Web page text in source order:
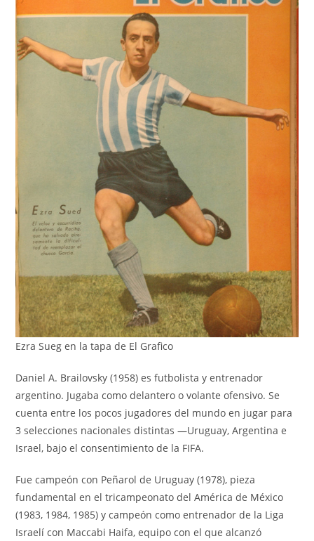
Ezra Sueg en la tapa de El Grafico
Daniel A. Brailovsky (1958) es futbolista y entrenador
argentino. Jugaba como delantero o volante ofensivo. Se
cuenta entre los pocos jugadores del mundo en jugar para
3 selecciones nacionales distintas —Uruguay, Argentina e
Israel, bajo el consentimiento de la FIFA.
Fue campeón con Peñarol de Uruguay (1978), pieza
fundamental en el tricampeonato del América de México
(1983, 1984, 1985) y campeón como entrenador de la Liga
Israelí con Maccabi Haifa, equipo con el que alcanzó